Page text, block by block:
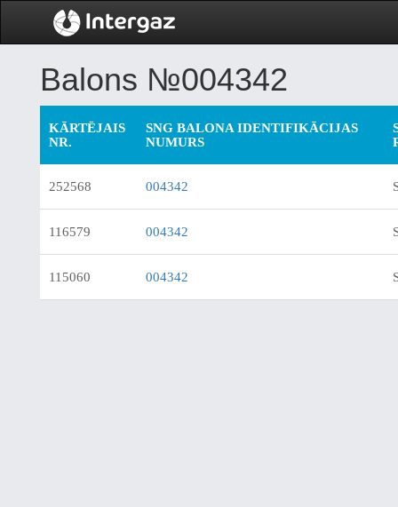
Balons №004342
KĀRTĒJAIS
NR.
SNG BALONA IDENTIFIKĀCIJAS
NUMURS
252568 004342
116579 004342
115060 004342